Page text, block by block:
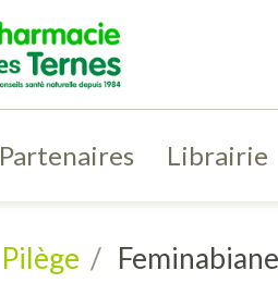
Partenaires Librairie
Pilège